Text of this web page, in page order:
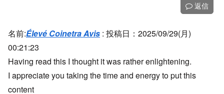
返信
名前:Élevé Coinetra Avis : 投稿日：2025/09/29(月)
00:21:23
Having read this I thought it was rather enlightening.
I appreciate you taking the time and energy to put this
content